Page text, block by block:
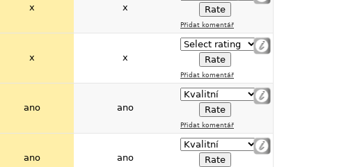
x x
Přidat komentář
x x
Přidat komentář
ano ano
Přidat komentář
ano ano